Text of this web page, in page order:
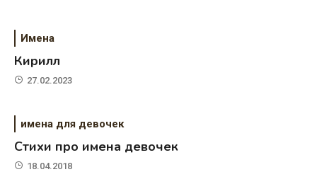
Имена
Кирилл
27.02.2023
имена для девочек
Стихи про имена девочек
18.04.2018